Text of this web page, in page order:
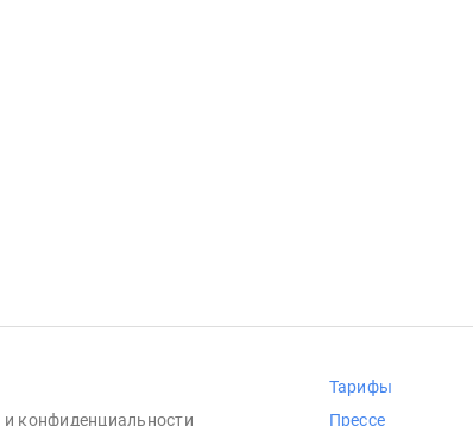
и конфиденциальности
Тарифы
Прессе